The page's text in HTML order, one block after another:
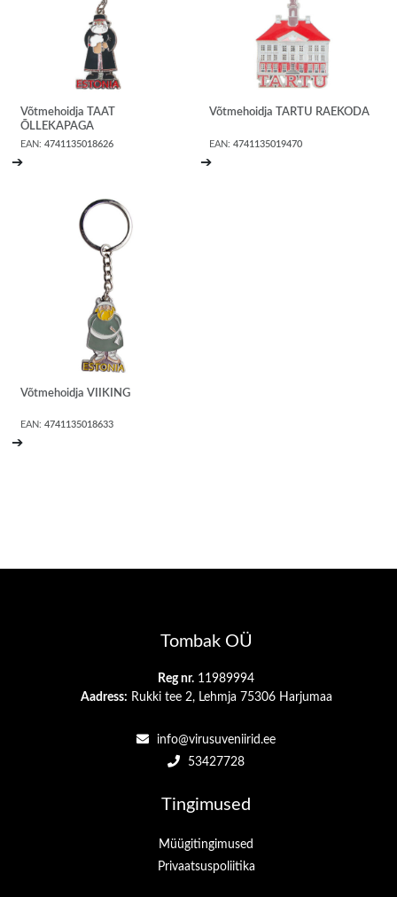
Võtmehoidja TAAT
ÕLLEKAPAGA
EAN:4741135018626
➔
Võtmehoidja TARTU RAEKODA
EAN:4741135019470
➔
Võtmehoidja VIIKING
EAN:4741135018633
➔
Tombak OÜ
Reg nr. 11989994
Aadress: Rukki tee 2, Lehmja 75306 Harjumaa
info@virusuveniirid.ee
53427728
Tingimused
Müügitingimused
Privaatsuspoliitika